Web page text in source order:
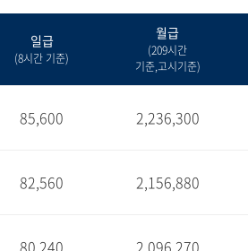
일급
(8시간 기준)
월급
(209시간
기준,고시기준)
85,600 2,236,300
82,560 2,156,880